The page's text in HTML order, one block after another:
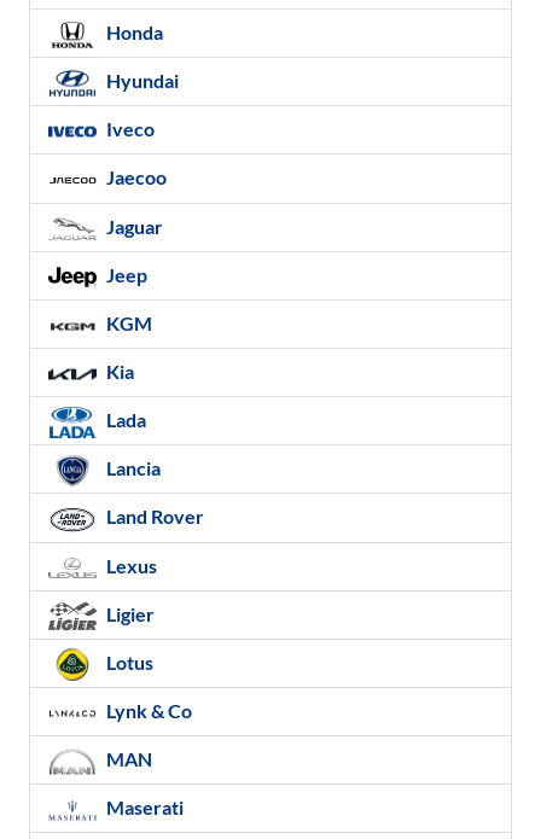
Honda
Hyundai
Iveco
Jaecoo
Jaguar
Jeep
KGM
Kia
Lada
Lancia
Land Rover
Lexus
Ligier
Lotus
Lynk & Co
MAN
Maserati